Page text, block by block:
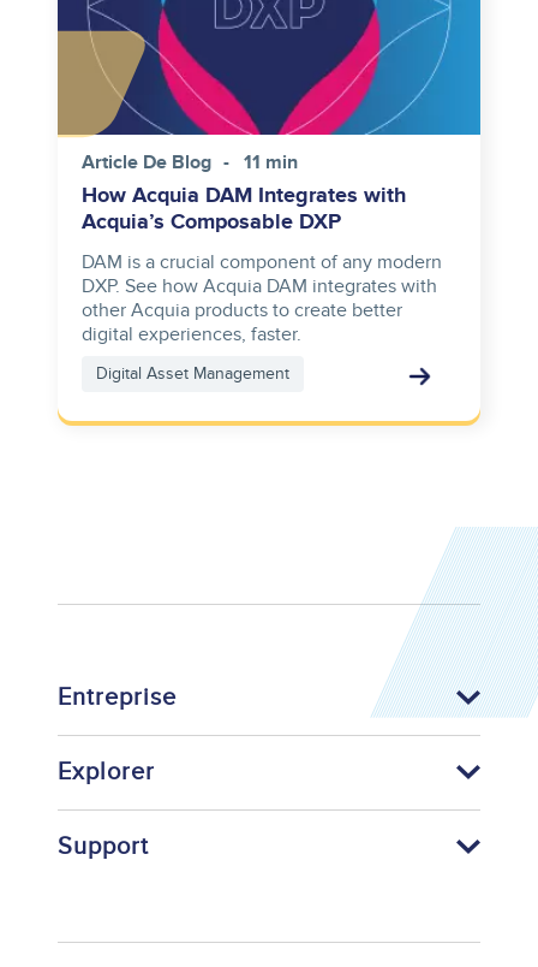
Article De Blog 11 min
How Acquia DAM Integrates with
Acquia’s Composable DXP
DAM is a crucial component of any modern
DXP. See how Acquia DAM integrates with
other Acquia products to create better
digital experiences, faster.
Digital Asset Management
Entreprise
Explorer
Support